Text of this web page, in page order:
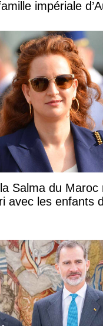
impériale
Salma du Maroc
avec les enfants